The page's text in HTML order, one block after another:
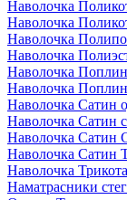
Наволочка
Наволочка
Наволочка
Наволочка
Наволочка
Наволочка
Наволочка Сатин
Наволочка Сатин
Наволочка Сатин
Наволочка Сатин
Наволочка
Наматрасники